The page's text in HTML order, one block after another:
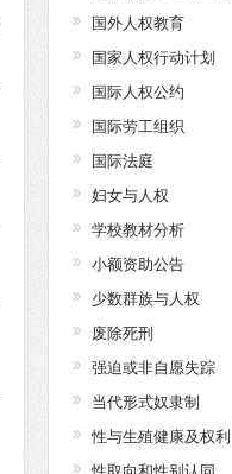
国外人权教育
国家人权行动计划
国际人权公约
国际劳工组织
国际法庭
妇女与人权
学校教材分析
小额资助公告
少数群族与人权
废除死刑
强迫或非自愿失踪
当代形式奴隶制
性与生殖健康及权利